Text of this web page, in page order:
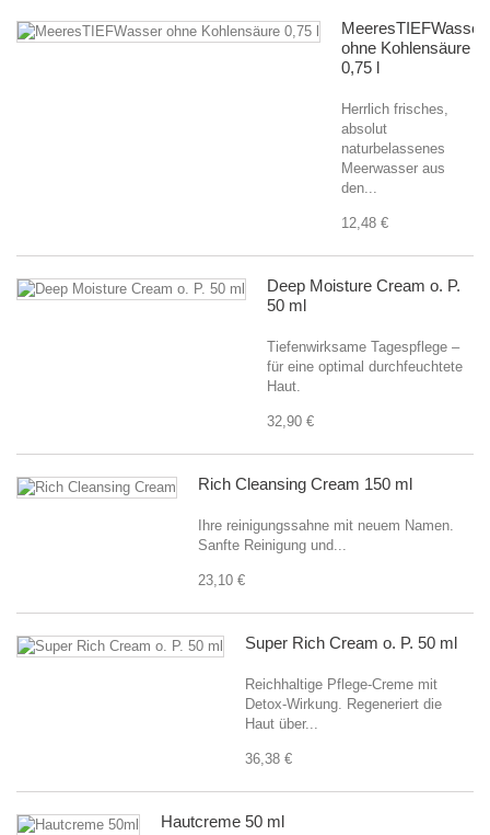
MeeresTIEFWasser
ohne Kohlensäure
0,75 l
Herrlich frisches,
absolut
naturbelassenes
Meerwasser aus
den...
12,48 €
Deep Moisture Cream o. P.
50 ml
Tiefenwirksame Tagespflege –
für eine optimal durchfeuchtete
Haut.
32,90 €
Rich Cleansing Cream 150 ml
Ihre reinigungssahne mit neuem Namen.
Sanfte Reinigung und...
23,10 €
Super Rich Cream o. P. 50 ml
Reichhaltige Pflege-Creme mit
Detox-Wirkung. Regeneriert die
Haut über...
36,38 €
Hautcreme 50 ml